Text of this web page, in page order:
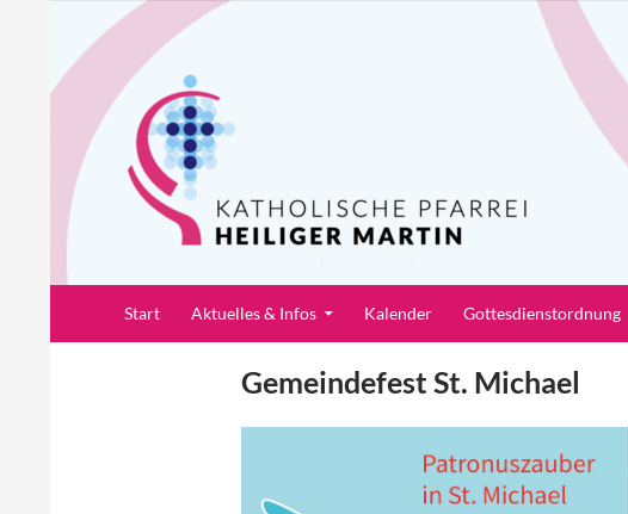
springen
Pfarrei Heiliger Martin
Start Aktuelles & Infos Kalender Gottesdienstordnung
Gemeindefest St. Michael